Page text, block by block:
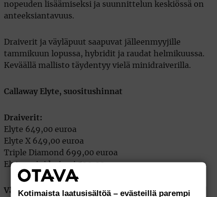
nopeuden lisäämiseksi ja suunnittelun keskiössä on
anteeksiantavuus.
Draiverit ja väyläpuut saapuvat jälleenmyyjille
tammikuun lopussa, hybridit ja raudat helmikuussa.
Keväällä mallisto täydentyy vielä minidraiverilla.
Callaway Elyte, suositushinnat
Draiverit:
Elyte 649,00 euroa
Elyte X 649,00 euroa
Triple Diamond 699,00 euroa
Elyte-minidraiveri 529,00 euroa
Väyläpuut:
Kotimaista laatusisältöä – evästeillä parempi